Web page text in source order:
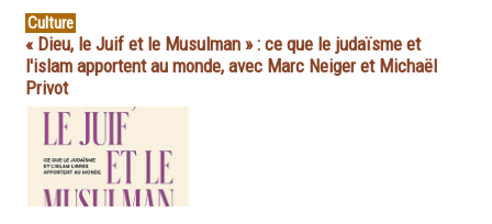
Culture
« Dieu, le Juif et le Musulman » : ce que le judaïsme et
l'islam apportent au monde, avec Marc Neiger et Michaël
Privot